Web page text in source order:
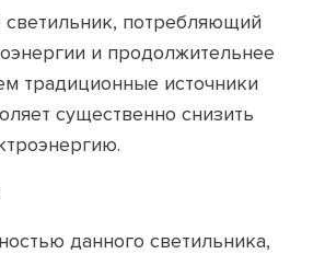
светильник, потребляющий
и продолжительнее
традиционные источники
существенно снизить
данного светильника,